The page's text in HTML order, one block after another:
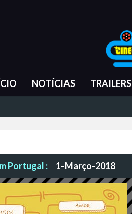
NOTÍCIAS TRAILERS
Portugal : 1-Março-2018